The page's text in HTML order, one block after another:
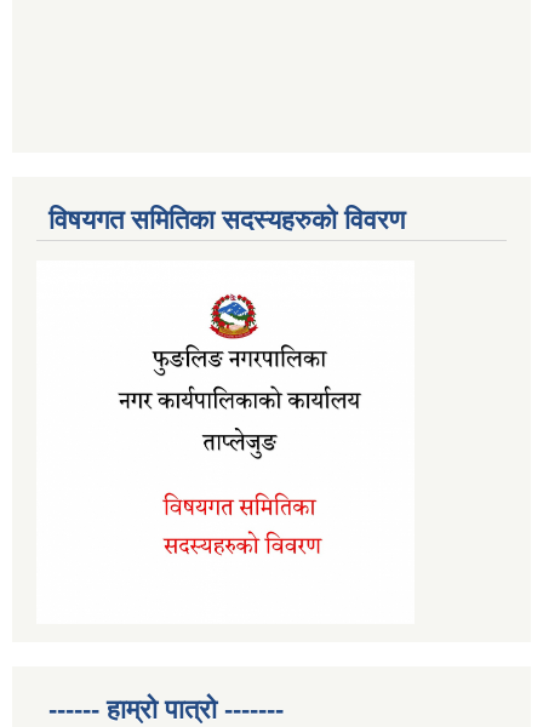
विषयगत समितिका सदस्यहरुको विवरण
------ हाम्रो पात्रो -------